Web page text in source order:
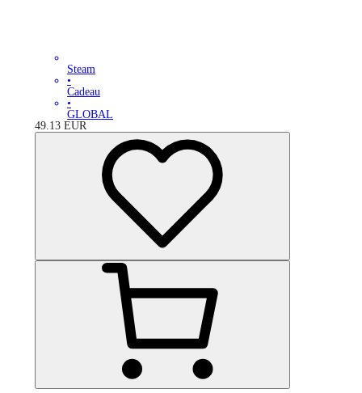
Steam
•
Cadeau
•
GLOBAL
49.13 EUR